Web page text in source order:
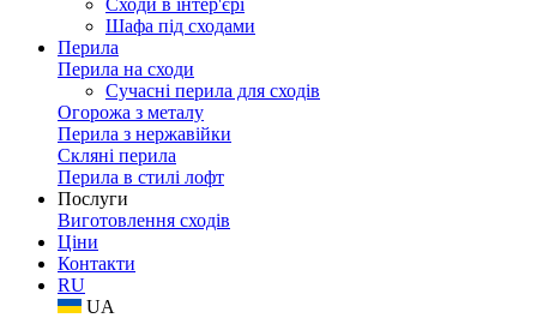
Сходи в інтер'єрі
Шафа під сходами
Перила
Перила на сходи
Сучасні перила для сходів
Огорожа з металу
Перила з нержавійки
Скляні перила
Перила в стилі лофт
Послуги
Виготовлення сходів
Ціни
Контакти
RU
UA